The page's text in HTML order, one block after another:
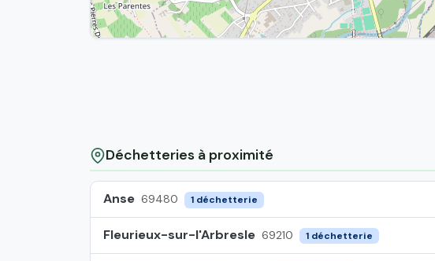
Déchetteries à proximité
Anse 69480 1 déchetterie
Fleurieux-sur-l'Arbresle 69210 1 déchetterie